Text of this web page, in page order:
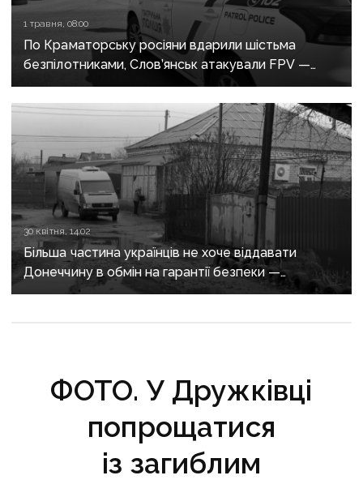
1 травня, 08:00
По Краматорську росіяни вдарили шістьма
безпілотниками, Слов’янськ атакували FPV —
росіяни не припиняють обстріли Донеччини
30 квітня, 14:02
Більша частина українців не хоче віддавати
Донеччину в обмін на гарантії безпеки —
опитування КМІС
ФОТО. У Дружківці
попрощатися
із загиблим